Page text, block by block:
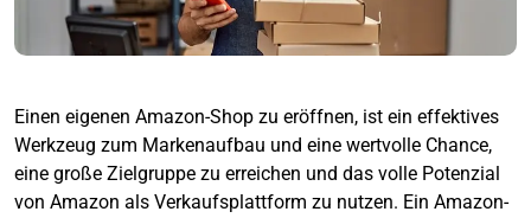
Einen eigenen Amazon-Shop zu eröffnen, ist ein effektives
Werkzeug zum Markenaufbau und eine wertvolle Chance,
eine große Zielgruppe zu erreichen und das volle Potenzial
von Amazon als Verkaufsplattform zu nutzen. Ein Amazon-